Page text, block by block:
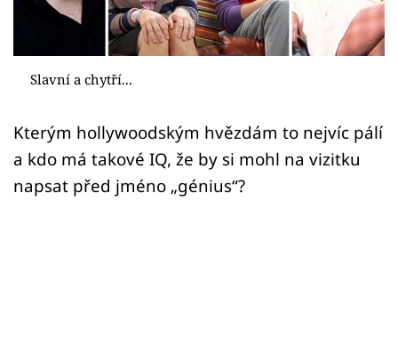
Videa
Sledujte prima+
Sledujte nás
Slavní a chytří...
Kterým hollywoodským hvězdám to nejvíc pálí
a kdo má takové IQ, že by si mohl na vizitku
napsat před jméno „génius“?